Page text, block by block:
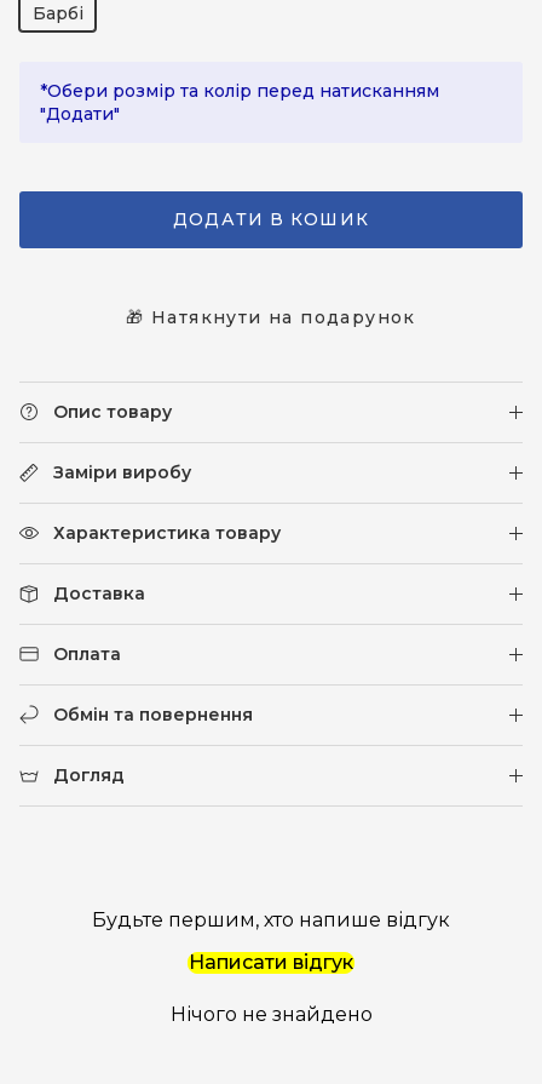
Барбі
*Обери розмір та колір перед натисканням
"Додати"
ДОДАТИ В КОШИК
🎁 Натякнути на подарунок
Опис товару
Заміри виробу
Характеристика товару
Доставка
Оплата
Обмін та повернення
Догляд
Будьте першим, хто напише відгук
Написати відгук
Нічого не знайдено